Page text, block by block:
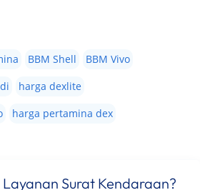
BBM Shell
BBM Vivo
harga dexlite
harga pertamina dex
Surat Kendaraan?